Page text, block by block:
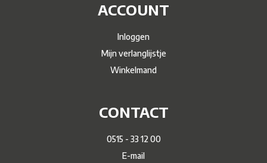
ACCOUNT
Inloggen
Mijn verlanglijstje
Winkelmand
CONTACT
0515 - 33 12 00
E-mail